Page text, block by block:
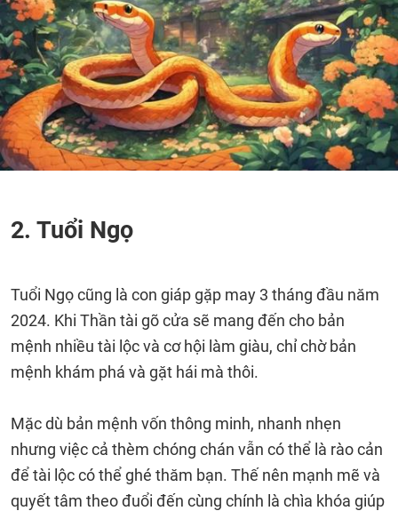
2. Tuổi Ngọ
Tuổi Ngọ cũng là con giáp gặp may 3 tháng đầu năm
2024. Khi Thần tài gõ cửa sẽ mang đến cho bản
mệnh nhiều tài lộc và cơ hội làm giàu, chỉ chờ bản
mệnh khám phá và gặt hái mà thôi.
Mặc dù bản mệnh vốn thông minh, nhanh nhẹn
nhưng việc cả thèm chóng chán vẫn có thể là rào cản
để tài lộc có thể ghé thăm bạn. Thế nên mạnh mẽ và
quyết tâm theo đuổi đến cùng chính là chìa khóa giúp